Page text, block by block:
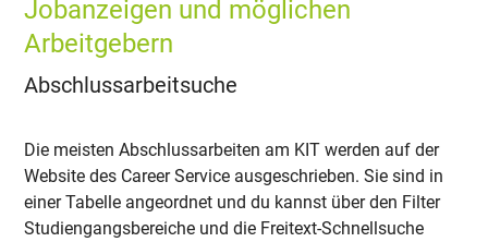
Jobanzeigen und möglichen
Arbeitgebern
Abschlussarbeitsuche
Die meisten Abschlussarbeiten am KIT werden auf der
Website des Career Service ausgeschrieben. Sie sind in
einer Tabelle angeordnet und du kannst über den Filter
Studiengangsbereiche und die Freitext-Schnellsuche